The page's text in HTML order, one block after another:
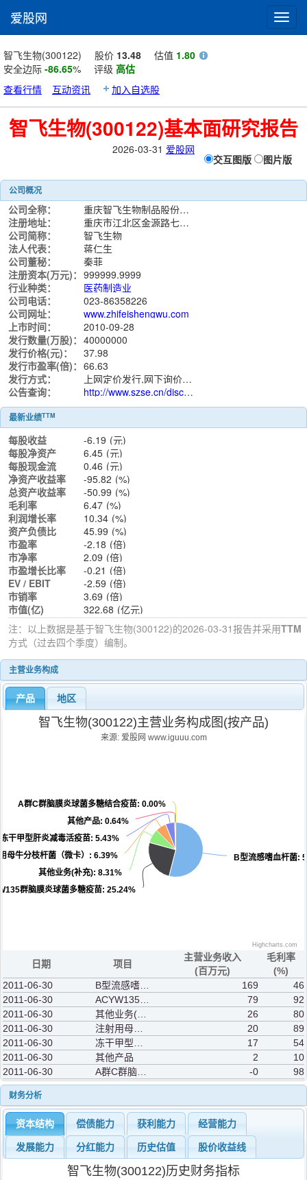
爱股网
智飞生物(300122) 股价 13.48 估值 1.80
安全边际 -86.65% 评级 高估
查看行情
互动资讯 加入自选股
智飞生物(300122)基本面研究报告
2026-03-31 爱股网
交互图版 图片版
公司概况
公司全称：
重庆智飞生物制品股份有限公司
注册地址：
重庆市江北区金源路七号25层
公司简称：
智飞生物
法人代表：
蒋仁生
公司董秘：
秦菲
注册资本(万元)： 999999.9999
行业种类：
医药制造业
公司电话：
023-86358226
公司网址：
www.zhifeishengwu.com
上市时间：
2010-09-28
发行数量(万股)： 40000000
发行价格(元)：
37.98
发行市盈率(倍)： 66.63
发行方式：
上网定价发行,网下询价发行
公告查询：
http://www.szse.cn/disclosure/listed/notice/index.html?stock=300122
最新业绩TTM
每股收益 -6.19 (元)
每股净资产
6.45 (元)
每股现金流
0.46 (元)
净资产收益率
-95.82 (%)
总资产收益率
-50.99 (%)
毛利率
6.47 (%)
利润增长率
10.34 (%)
资产负债比
45.99 (%)
市盈率
-2.18 (倍)
市净率
2.09 (倍)
市盈增长比率
-0.21 (倍)
EV / EBIT
-2.59 (倍)
市销率
3.69 (倍)
市值(亿)
322.68 (亿元)
注：以上数据是基于智飞生物(300122)的2026-03-31报告并采用TTM
方式（过去四个季度）编制。
主营业务构成
产品 地区
智飞生物(300122)主营业务构成图(按产品)
来源: 爱股网 www.iguuu.com
B型流感嗜血杆菌:
群脑膜炎球菌多糖疫苗: 25.24%
其他业务(补充): 8.31%
母牛分枝杆菌（微卡） : 6.39%
冻干甲型肝炎减毒活疫苗: 5.43%
其他产品: 0.64%
A群C群脑膜炎球菌多糖结合疫苗: 0.00%
Highcharts.com
日期 项目
主营业务收入
(百万元)
毛利率
(%)
2011-06-30
169
46
2011-06-30
79
92
2011-06-30
26
80
2011-06-30
20
89
2011-06-30
17
54
2011-06-30
其他产品 2
10
2011-06-30
-0 98
财务分析
资本结构 偿债能力 获利能力 经营能力
发展能力 分红能力 历史估值 股价收益线
智飞生物(300122)历史财务指标